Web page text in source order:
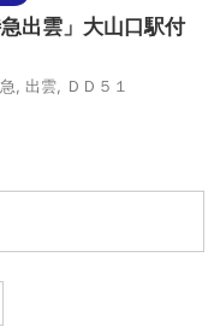
出雲」大山口駅付
出雲 ＤＤ５１